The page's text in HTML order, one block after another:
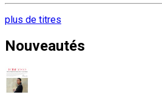
plus de titres
Nouveautés